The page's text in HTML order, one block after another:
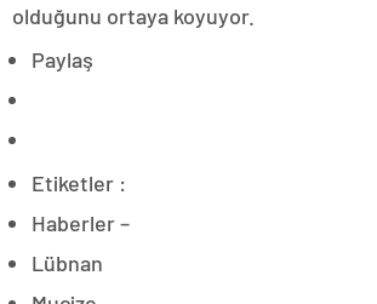
olduğunu ortaya koyuyor.
Paylaş
Etiketler :
Haberler –
Lübnan